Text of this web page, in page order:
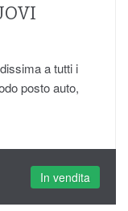
a tutti i
posto auto,
In vendita